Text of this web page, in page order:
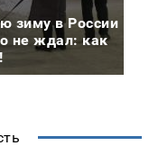
зиму в России
не ждал: как